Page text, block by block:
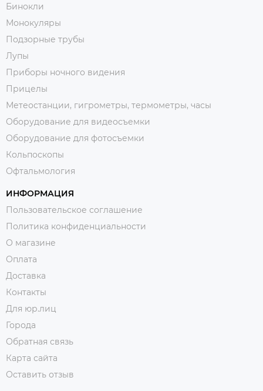
Бинокли
Монокуляры
Подзорные трубы
Лупы
Приборы ночного видения
Прицелы
Метеостанции, гигрометры, термометры, часы
Оборудование для видеосъемки
Оборудование для фотосъемки
Кольпоскопы
Офтальмология
ИНФОРМАЦИЯ
Пользовательское соглашение
Политика конфиденциальности
О магазине
Оплата
Доставка
Контакты
Для юр.лиц
Города
Обратная связь
Карта сайта
Оставить отзыв